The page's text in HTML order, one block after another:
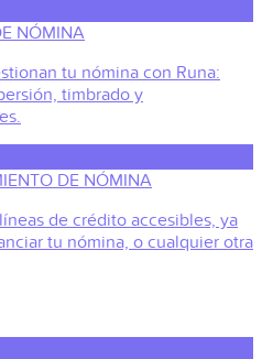
NÓMINA
tu nómina con Runa:
timbrado y
DE NÓMINA
de crédito accesibles, ya
tu nómina, o cualquier otra